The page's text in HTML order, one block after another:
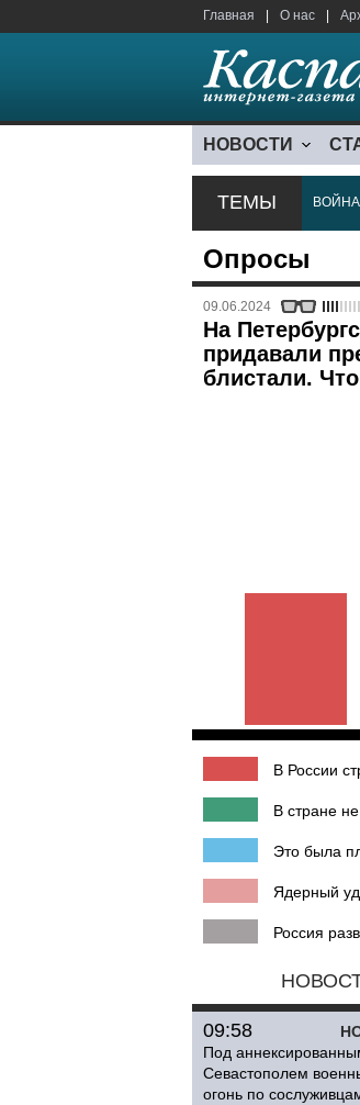
Главная О нас
НОВОСТИ
ТЕМЫ
Опросы
09.06.2024
На
придавали
блистали.
В России
В стране
Это была
Ядерный
Россия
09:58
Под
Севастополем
огонь по